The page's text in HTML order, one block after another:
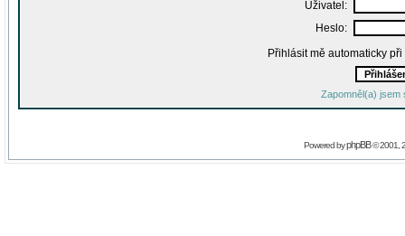
Uživatel:
Heslo:
Přihlásit mě automaticky
Zapomněl(a) jsem
Powered byphpBB© 2001,